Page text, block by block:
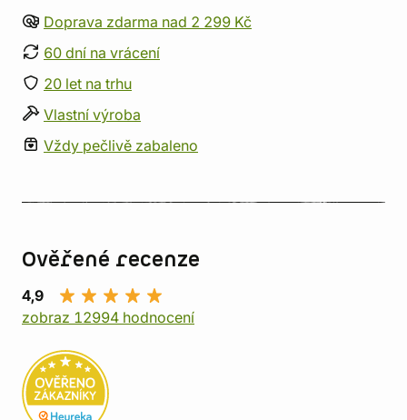
Doprava zdarma nad 2 299 Kč
60 dní na vrácení
20 let na trhu
Vlastní výroba
Vždy pečlivě zabaleno
Ověřené recenze
4,9
zobraz 12994 hodnocení